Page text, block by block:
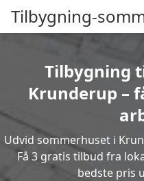
Tilbygning-
Tilbygning
Krunderup –
Udvid sommerhuset i
Få 3 gratis tilbud fra
bedste pris